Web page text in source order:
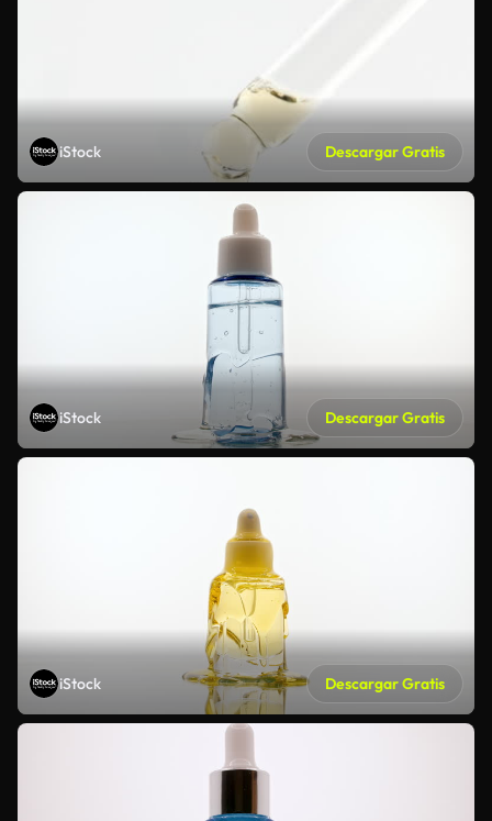
iStock Descargar Gratis
iStock Descargar Gratis
iStock Descargar Gratis